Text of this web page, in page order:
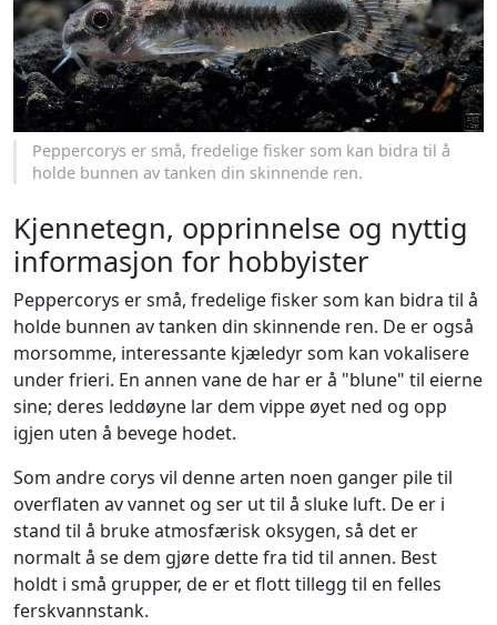
Peppercorys er små, fredelige fisker som kan bidra til å
holde bunnen av tanken din skinnende ren.
Kjennetegn, opprinnelse og nyttig
informasjon for hobbyister
Peppercorys er små, fredelige fisker som kan bidra til å
holde bunnen av tanken din skinnende ren. De er også
morsomme, interessante kjæledyr som kan vokalisere
under frieri. En annen vane de har er å "blune" til eierne
sine; deres leddøyne lar dem vippe øyet ned og opp
igjen uten å bevege hodet.
Som andre corys vil denne arten noen ganger pile til
overflaten av vannet og ser ut til å sluke luft. De er i
stand til å bruke atmosfærisk oksygen, så det er
normalt å se dem gjøre dette fra tid til annen. Best
holdt i små grupper, de er et flott tillegg til en felles
ferskvannstank.